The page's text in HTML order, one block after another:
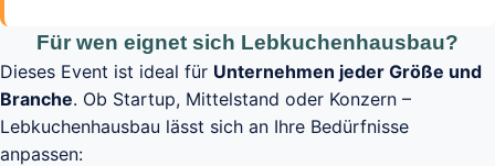
Für wen eignet sich Lebkuchenhausbau?
Dieses Event ist ideal für Unternehmen jeder Größe und
Branche. Ob Startup, Mittelstand oder Konzern –
Lebkuchenhausbau lässt sich an Ihre Bedürfnisse
anpassen: